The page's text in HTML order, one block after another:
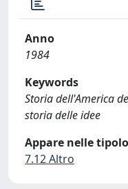
Anno
1984
Keywords
Storia dell'America
storia delle idee
Appare nelle
7.12 Altro